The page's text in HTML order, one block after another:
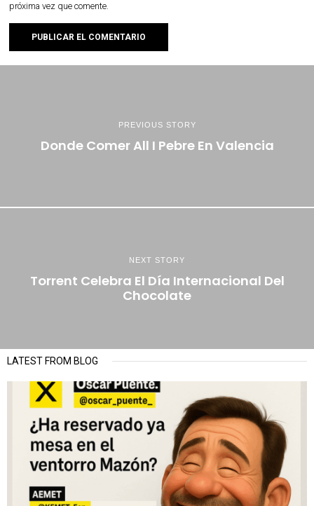
próxima vez que comente.
PREVIOUS STORY
Donde Comer All I Pebre En Valencia
NEXT STORY
Torrent Celebra El Día Internacional Del
Chocolate
LATEST FROM BLOG